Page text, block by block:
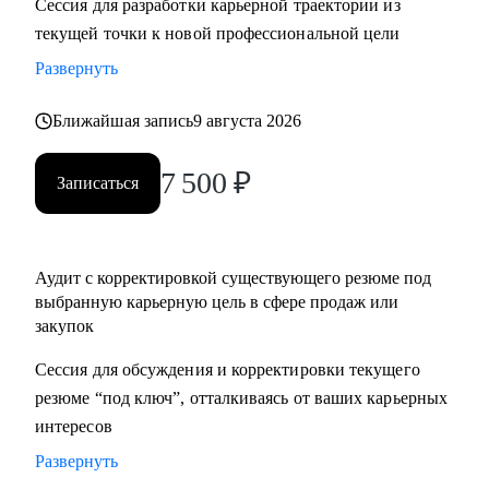
нетворкинг для построения карьеры на текущей позиции и
• Успешные смены работы моих менти: Авито, Mars,
Henkel, BIC, Royal Canin, Яндекс, Beiersdorf, Danone.
С чем помогу:
• Оценка текущего положения и совместный поиск разных
закупках, в том числе для перехода в другие сегменты
• Составление резюме или корректировка существующего
(это ваша история, поэтому лучше, если автор вы)
• Подготовка к собеседованию на разных этапах (рекрутер,
внутренний HR, нанимающий менеджер, руководитель
компании - разные подходы)
Сессия для разработки карьерной траектории из
текущей точки к новой профессиональной цели
Развернуть
Ближайшая запись9 августа 2026
Записаться 7 500 ₽
Аудит с корректировкой существующего резюме под
выбранную карьерную цель в сфере продаж или
закупок
Сессия для обсуждения и корректировки текущего
резюме “под ключ”, отталкиваясь от ваших карьерных
интересов
Развернуть